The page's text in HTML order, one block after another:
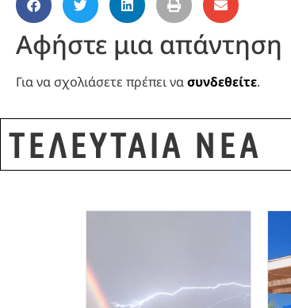
Αφήστε μια απάντηση
Για να σχολιάσετε πρέπει νασυνδεθείτε.
ΤΕΛΕΥΤΑΙΑ ΝΕΑ